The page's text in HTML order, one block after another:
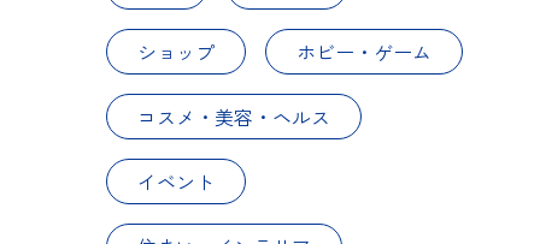
ショップ ホビー・ゲーム
コスメ・美容・ヘルス
イベント